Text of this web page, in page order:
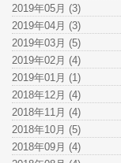
2019年05月 (3)
2019年04月 (3)
2019年03月 (5)
2019年02月 (4)
2019年01月 (1)
2018年12月 (4)
2018年11月 (4)
2018年10月 (5)
2018年09月 (4)